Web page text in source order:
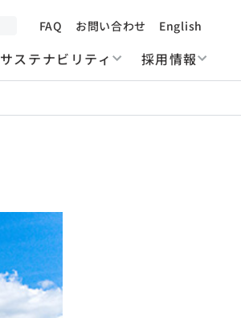
FAQ お問い合わせ English
サステナビリティ 採用情報